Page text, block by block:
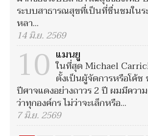
ระบบสาธารณสุขที่เป็นที่ชื่นชมใน
หลา...
14 มิ.ย. 2569
10 แมนยู
ในที่สุด Michael
ตั้งเป็นผู้จัดการหรือโค้
ปีศาจแดงอย่างถาวร 2 ปี ผมมีควา
ว่าทุกองค์กร ไม่ว่าจะเล็กหรือ...
7 มิ.ย. 2569